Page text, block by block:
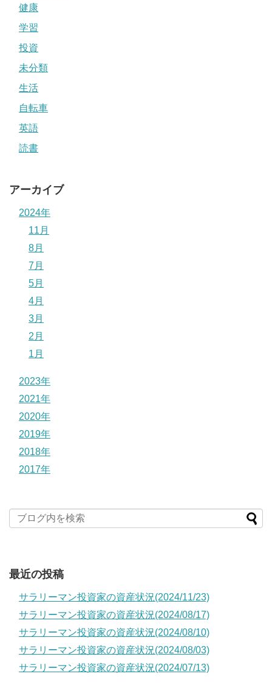
健康
学習
投資
未分類
生活
自転車
英語
読書
アーカイブ
2024年
11月
8月
7月
5月
4月
3月
2月
1月
2023年
2021年
2020年
2019年
2018年
2017年
最近の投稿
サラリーマン投資家の資産状況(2024/11/23)
サラリーマン投資家の資産状況(2024/08/17)
サラリーマン投資家の資産状況(2024/08/10)
サラリーマン投資家の資産状況(2024/08/03)
サラリーマン投資家の資産状況(2024/07/13)